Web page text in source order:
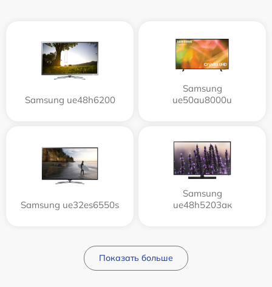
Samsung ue48h6200
Samsung
ue50au8000u
Samsung ue32es6550s
Samsung
ue48h5203aк
Показать больше